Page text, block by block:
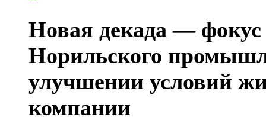
Новая декада — фокус
Норильского
улучшении условий
компании